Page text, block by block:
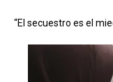
“El secuestro es el